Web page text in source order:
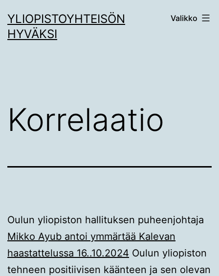
sisältöön
YLIOPISTOYHTEISÖN
HYVÄKSI
Valikko
Korrelaatio
Oulun yliopiston hallituksen puheenjohtaja
Mikko Ayub antoi ymmärtää Kalevan
haastattelussa 16..10.2024 Oulun yliopiston
tehneen positiivisen käänteen ja sen olevan